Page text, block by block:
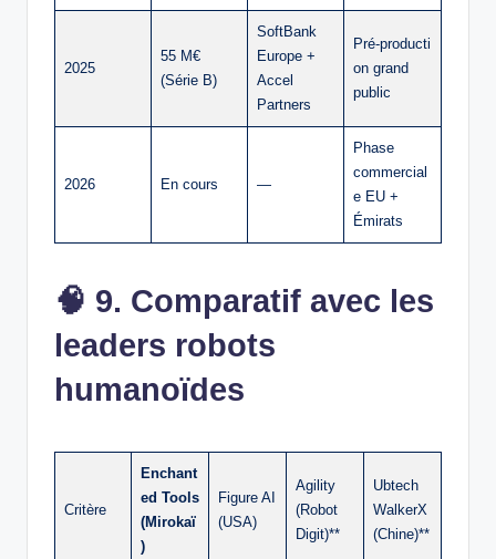
2025
55 M€
(Série B)
SoftBank
Europe +
Accel
Partners
Pré‑producti
on grand
public
2026 En cours —
Phase
commercial
e EU +
Émirats
🧠 9. Comparatif avec les
leaders robots
humanoïdes
Critère
Enchant
ed Tools
(Mirokaï
)
Figure AI
(USA)
Agility
(Robot
Digit)**
Ubtech
WalkerX
(Chine)**